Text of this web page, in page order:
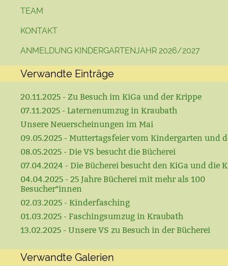
TEAM
KONTAKT
ANMELDUNG KINDERGARTENJAHR 2026/2027
Verwandte Einträge
20.11.2025 - Zu Besuch im KiGa und der Krippe
07.11.2025 - Laternenumzug in Kraubath
Unsere Neuerscheinungen im Mai
09.05.2025 - Muttertagsfeier vom Kindergarten und
08.05.2025 - Die VS besucht die Bücherei
07.04.2024 - Die Bücherei besucht den KiGa und die
04.04.2025 - 25 Jahre Bücherei mit mehr als 100
Besucher*innen
02.03.2025 - Kinderfasching
01.03.2025 - Faschingsumzug in Kraubath
13.02.2025 - Unsere VS zu Besuch in der Bücherei
Verwandte Galerien